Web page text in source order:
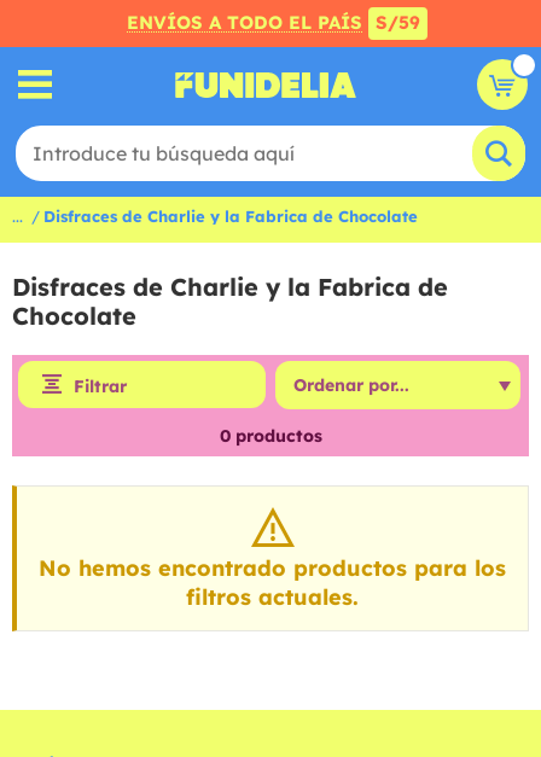
ENVÍOS A TODO EL PAÍS S/59
... Disfraces de Charlie y la Fabrica de Chocolate
Disfraces de Charlie y la Fabrica de
Chocolate
Filtrar
0productos
No hemos encontrado productos para los
filtros actuales.